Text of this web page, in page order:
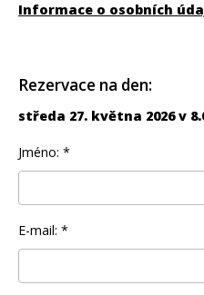
Informace o osobních
Rezervace na den:
středa 27. května 2026 v
Jméno: *
E-mail: *